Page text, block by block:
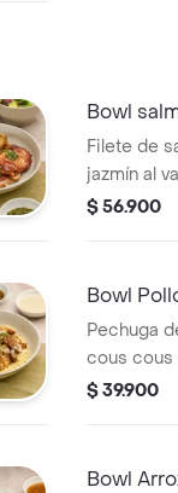
Bowl
Filete de
jazmín al
morada
$ 56.900
Bowl
Pechuga
cous cous
y brócolis
$ 39.900
Bowl